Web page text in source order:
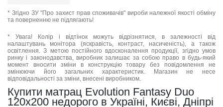
* Згідно ЗУ "Про захист прав споживачів" вироби належної якості обміну
та поверненню не підлягають!
* Увага! Колір і відтінок можуть відрізнятися, в залежності від
налаштувань монітора (яскравість, контраст, насиченість), а також
освітлення. З метою постійного вдосконалення продукції, згідно умов
ринку і законодавства, виробник залишає за собою право в будь-який
момент вносити зміни в конструкцію товару без повідомлення не
змінюючи його загальних характеристик. Магазин не несе
відповідальності за зміни, внесені виробником.
Купити матрац Evolution Fantasy Duo
120x200 недорого в Україні, Києві, Дніпрі